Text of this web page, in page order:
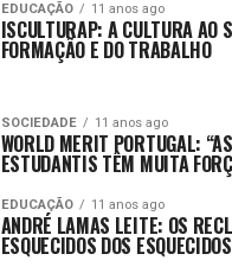
EDUCAÇÃO 11 anos ago
ISCULTURAP: A CULTURA AO
FORMAÇÃO E DO TRABALHO
SOCIEDADE 11 anos ago
WORLD MERIT PORTUGAL:
ESTUDANTIS TÊM MUITA
EDUCAÇÃO 11 anos ago
ANDRÉ LAMAS LEITE: OS
ESQUECIDOS DOS